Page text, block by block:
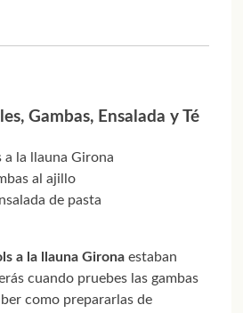
Gambas, Ensalada y Té
a la llauna Girona
al ajillo
de pasta
a la llauna Gironaestaban
cuando pruebes las gambas
como prepararlas de